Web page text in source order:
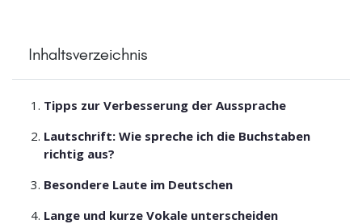
Inhaltsverzeichnis
Tipps zur Verbesserung der Aussprache
Lautschrift: Wie spreche ich die Buchstaben
richtig aus?
Besondere Laute im Deutschen
Lange und kurze Vokale unterscheiden